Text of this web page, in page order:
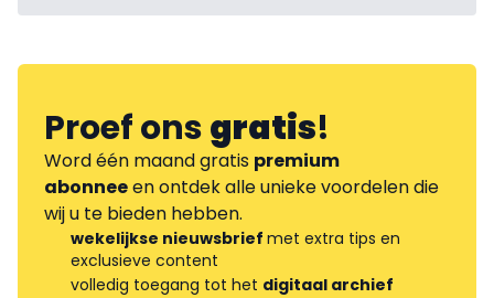
Proef onsgratis!
Word één maand gratis premium
abonneeen ontdek alle unieke voordelen die
wij u te bieden hebben.
wekelijkse nieuwsbrief met extra tips en
exclusieve content
volledig toegang tot het digitaal archief